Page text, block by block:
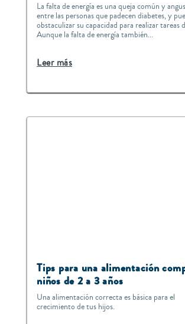
La falta de energía es una queja común y
entre las personas que padecen diabetes, y
obstaculizar su capacidad para realizar tareas
Aunque la falta de energía también...
Leer más
Tips para una alimentación
niños de 2 a 3 años
Una alimentación correcta es básica para el
crecimiento de tus hijos.